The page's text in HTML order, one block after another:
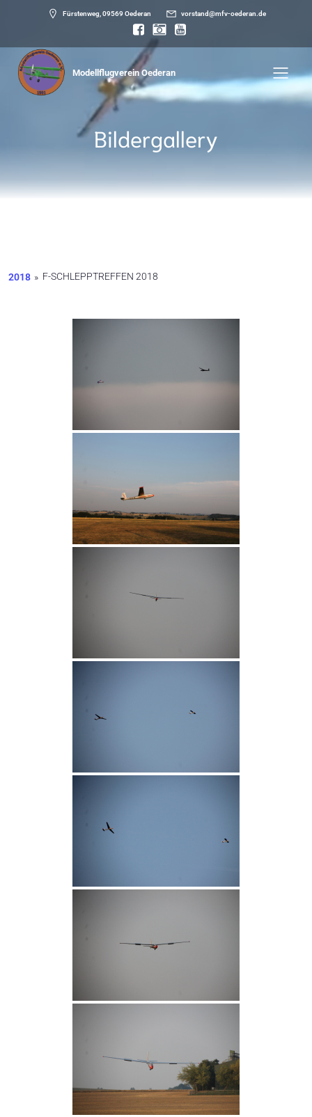
Fürstenweg, 09569 Oederan vorstand@mfv-oederan.de
Modellflugverein Oederan
Bildergallery
2018 » F-SCHLEPPTREFFEN 2018